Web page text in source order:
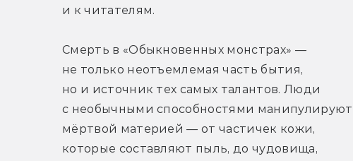
и к читателям.
Смерть в «Обыкновенных монстрах» —
не только неотъемлемая часть бытия,
но и источник тех самых талантов. Люди
с необычными способностями манипулируют
мёртвой материей — от частичек кожи,
которые составляют пыль, до чудовища,